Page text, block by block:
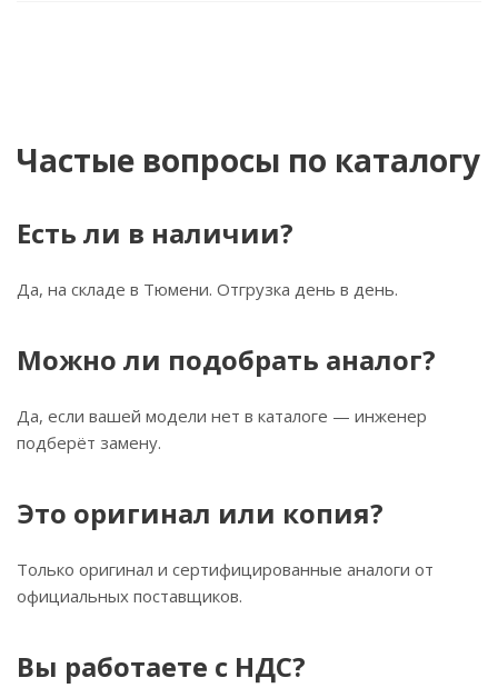
Частые вопросы по каталогу
Есть ли в наличии?
Да, на складе в Тюмени. Отгрузка день в день.
Можно ли подобрать аналог?
Да, если вашей модели нет в каталоге — инженер
подберёт замену.
Это оригинал или копия?
Только оригинал и сертифицированные аналоги от
официальных поставщиков.
Вы работаете с НДС?